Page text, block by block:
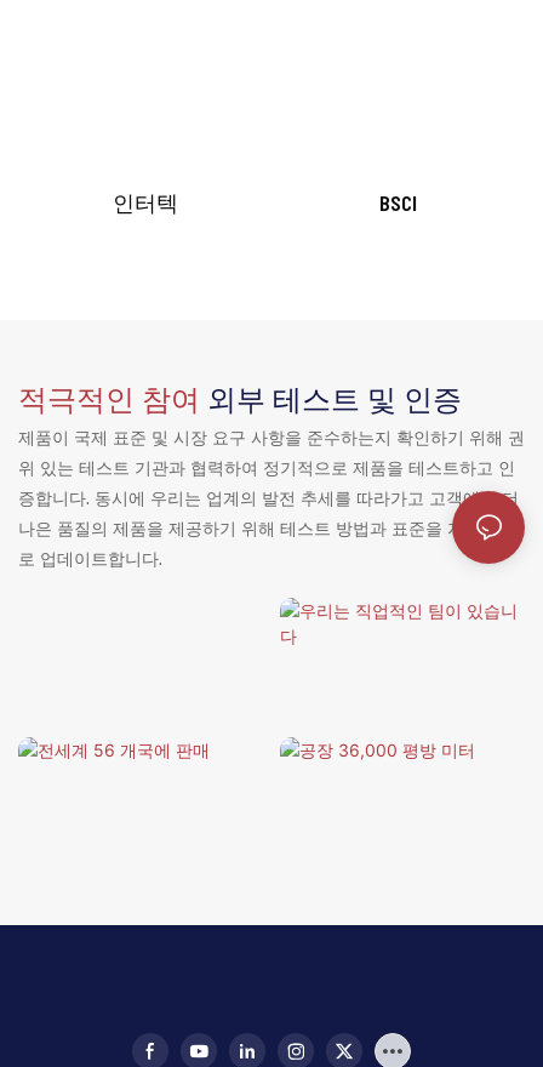
인터텍 BSCI
적극적인 참여 외부 테스트 및 인증
제품이 국제 표준 및 시장 요구 사항을 준수하는지 확인하기 위해 권
위 있는 테스트 기관과 협력하여 정기적으로 제품을 테스트하고 인
증합니다. 동시에 우리는 업계의 발전 추세를 따라가고 고객에게 더
나은 품질의 제품을 제공하기 위해 테스트 방법과 표준을 지속적으
로 업데이트합니다.